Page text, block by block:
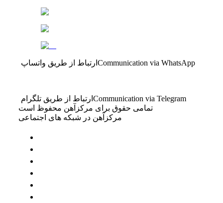
ارتباط از طریق واتساپ Communication via WhatsApp
ارتباط از طریق تلگرام Communication via Telegram
تمامی حقوق برای مرکزآهن محفوظ است
مرکزآهن در شبکه های اجتماعی